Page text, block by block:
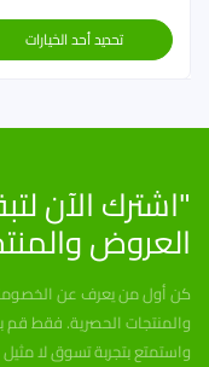
تحديد أحد الخيارات
"اشترك الآن
العروض
كن أول من يعرف عن
والمنتجات الحصرية. فقط قم
واستمتع بتجربة تسوق لا مثيل